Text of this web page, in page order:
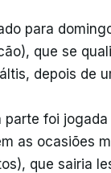
para
que se
depois de
parte foi
as ocasiões
que sairia